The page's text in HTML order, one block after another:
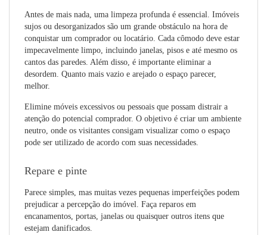
Antes de mais nada, uma limpeza profunda é essencial. Imóveis
sujos ou desorganizados são um grande obstáculo na hora de
conquistar um comprador ou locatário. Cada cômodo deve estar
impecavelmente limpo, incluindo janelas, pisos e até mesmo os
cantos das paredes. Além disso, é importante eliminar a
desordem. Quanto mais vazio e arejado o espaço parecer,
melhor.
Elimine móveis excessivos ou pessoais que possam distrair a
atenção do potencial comprador. O objetivo é criar um ambiente
neutro, onde os visitantes consigam visualizar como o espaço
pode ser utilizado de acordo com suas necessidades.
Repare e pinte
Parece simples, mas muitas vezes pequenas imperfeições podem
prejudicar a percepção do imóvel. Faça reparos em
encanamentos, portas, janelas ou quaisquer outros itens que
estejam danificados.